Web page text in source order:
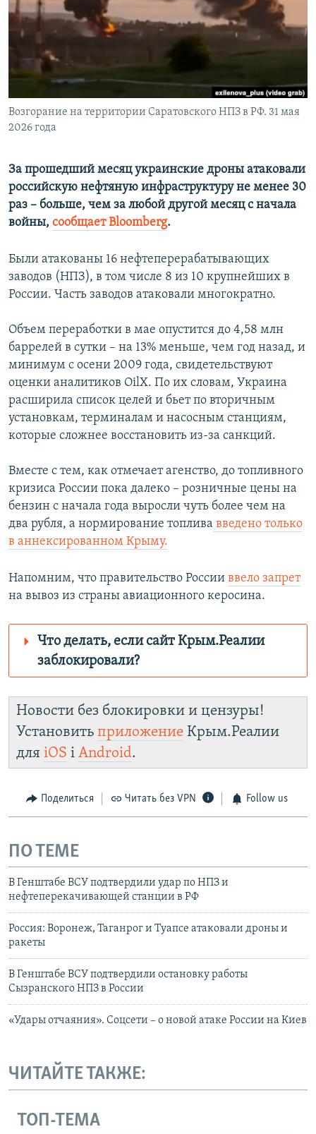
ПОБЕДИТЕЛЕЙ НЕ СУДЯТ?
КРЫМ.НЕПОКОРЕННЫЙ
ELIFBE
ПРИСОЕДИНЯЙТЕСЬ!
Все сайты RFE/RL
Возгорание на территории Саратовского НПЗ в РФ. 31 мая
2026 года
За прошедший месяц украинские дроны атаковали
российскую нефтяную инфраструктуру не менее 30
раз – больше, чем за любой другой месяц с начала
войны, сообщает Bloomberg.
Были атакованы 16 нефтеперерабатывающих
заводов (НПЗ), в том числе 8 из 10 крупнейших в
России. Часть заводов атаковали многократно.
Объем переработки в мае опустится до 4,58 млн
баррелей в сутки – на 13% меньше, чем год назад, и
минимум с осени 2009 года, свидетельствуют
оценки аналитиков OilX. По их словам, Украина
расширила список целей и бьет по вторичным
установкам, терминалам и насосным станциям,
которые сложнее восстановить из-за санкций.
Вместе с тем, как отмечает агенство, до топливного
кризиса России пока далеко – розничные цены на
бензин с начала года выросли чуть более чем на
два рубля, а нормирование топлива введено только
в аннексированном Крыму.
Напомним, что правительство России ввело запрет
на вывоз из страны авиационного керосина.
Что делать, если сайт Крым.Реалии
заблокировали?
Крым.Реалии
зеркального сайта:
https://d3dfhuxm2n0q8b.cloudfront.net/
установить VPN
Новости без блокировки и цензуры!
Установить приложение Крым.Реалии
для iOS і Android.
Поделиться Читать без VPN Follow us
ПО ТЕМЕ
В Генштабе ВСУ подтвердили удар по НПЗ и
нефтеперекачивающей станции в РФ
Россия: Воронеж, Таганрог и Туапсе атаковали дроны и
ракеты
В Генштабе ВСУ подтвердили остановку работы
Сызранского НПЗ в России
«Удары отчаяния». Соцсети – о новой атаке России на Киев
ЧИТАЙТЕ ТАКЖЕ:
ТОП-ТЕМА